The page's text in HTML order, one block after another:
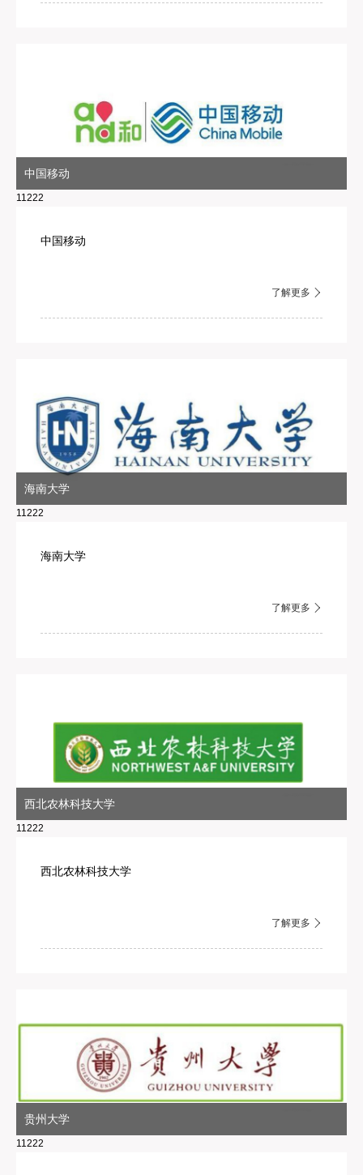
中国移动
11222
中国移动
了解更多
海南大学
11222
海南大学
了解更多
西北农林科技大学
11222
西北农林科技大学
了解更多
贵州大学
11222